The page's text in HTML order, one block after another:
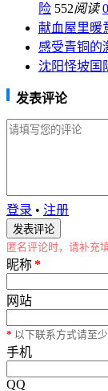
险 552阅读 0
献血屋里暖
感受青铜的
沈阳怪坡国
发表评论
登录 • 注册
匿名评论时，请补充
昵称*
网站
* 以下联系方式请至少
手机
QQ